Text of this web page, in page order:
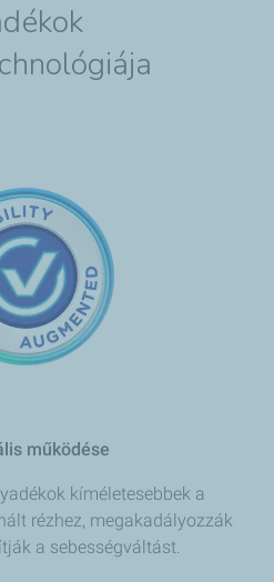
működése
kíméletesebbek a
rézhez, megakadályozzák
a sebességváltást.